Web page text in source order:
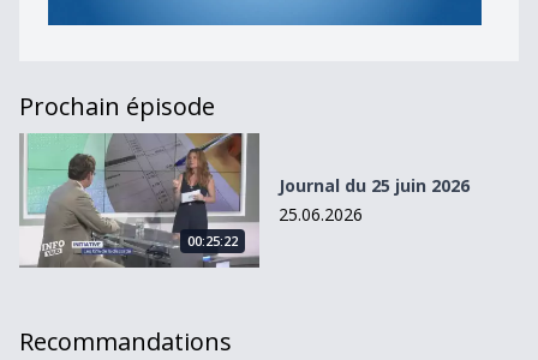
Prochain épisode
Journal du 25 juin 2026
00:25:22
Journal du 25 juin 2026
25.06.2026
Recommandations